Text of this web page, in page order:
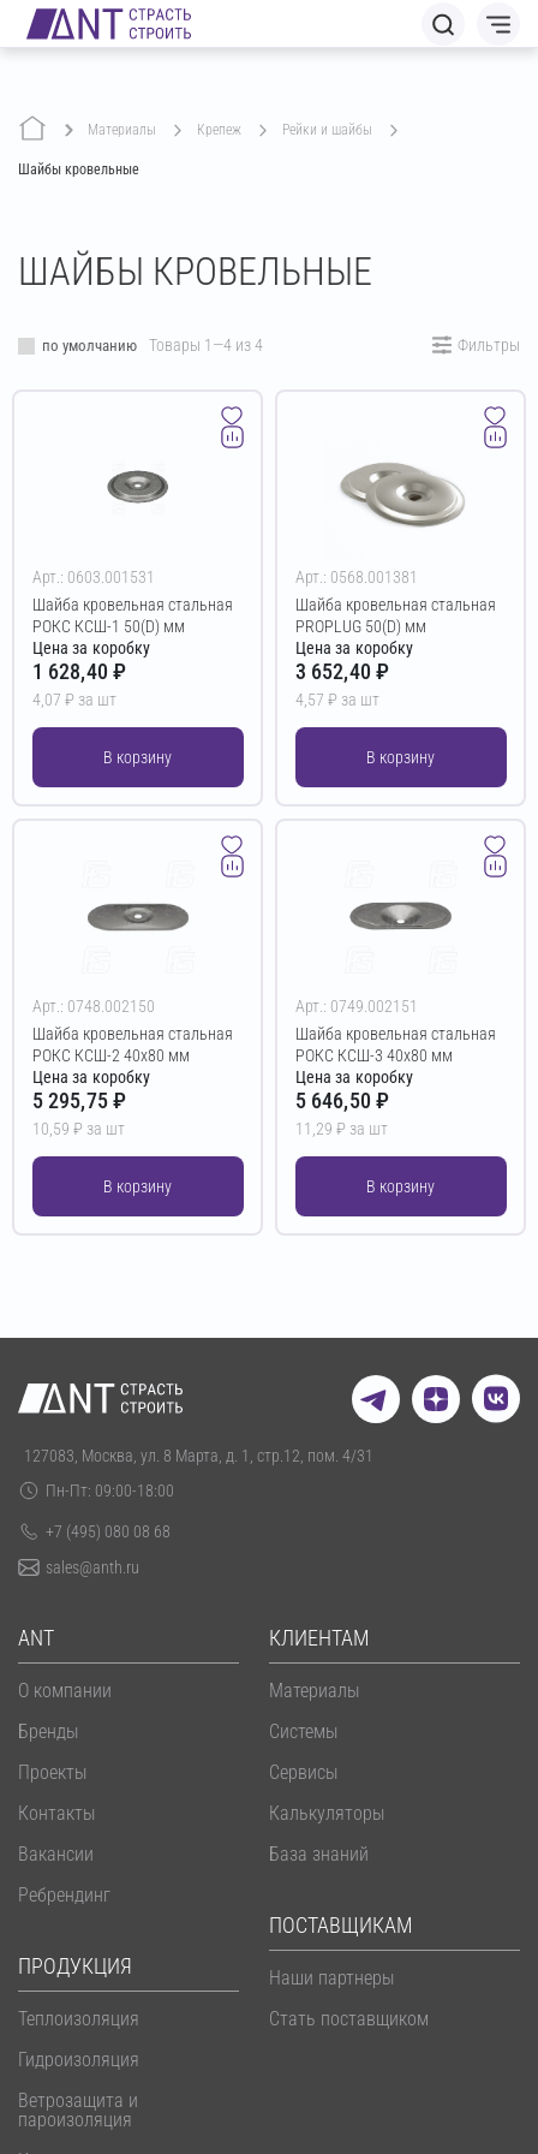
Материалы крепеж рейки и шайбы
Шайбы кровельные
ШАЙБЫ КРОВЕЛЬНЫЕ
по умолчанию Товары 1—4 из 4 Фильтры
Арт.: 0603.001531
Шайба кровельная стальная
РОКС КСШ-1 50(D) мм
Цена за коробку
1 628,40 ₽
4,07 ₽ за шт
В корзину
Арт.: 0568.001381
Шайба кровельная стальная
PROPLUG 50(D) мм
Цена за коробку
3 652,40 ₽
4,57 ₽ за шт
В корзину
Арт.: 0748.002150
Шайба кровельная стальная
РОКС КСШ-2 40х80 мм
Цена за коробку
5 295,75 ₽
10,59 ₽ за шт
В корзину
Арт.: 0749.002151
Шайба кровельная стальная
РОКС КСШ-3 40х80 мм
Цена за коробку
5 646,50 ₽
11,29 ₽ за шт
В корзину
ANT
О компании
Бренды
Проекты
Контакты
Вакансии
Ребрендинг
ПРОДУКЦИЯ
Теплоизоляция
Гидроизоляция
Ветрозащита и
пароизоляция
КЛИЕНТАМ
Материалы
Системы
Сервисы
Калькуляторы
База знаний
ПОСТАВЩИКАМ
Наши партнеры
Стать поставщиком
127083, Москва, ул. 8 Марта, д. 1, стр.12, пом. 4/31
Пн-Пт: 09:00-18:00
+7 (495) 080 08 68
sales@anth.ru